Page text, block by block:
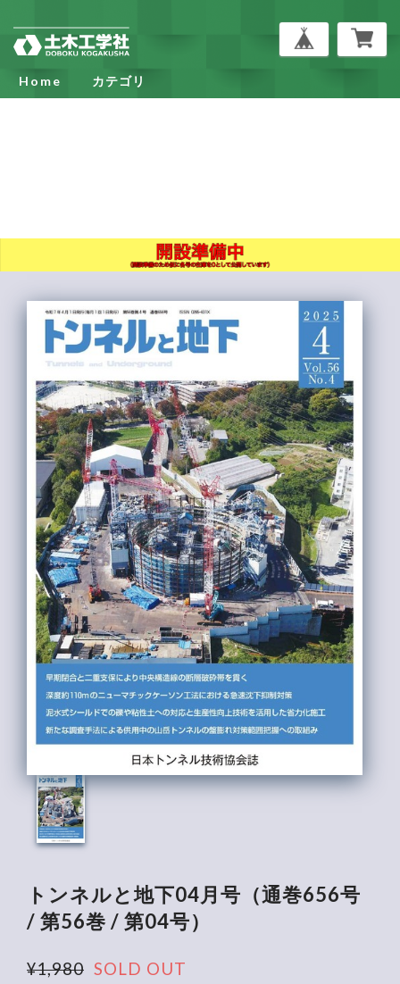
Home カテゴリ
トンネルと地下04月号（通巻656号
/ 第56巻 / 第04号）
¥1,980 SOLD OUT